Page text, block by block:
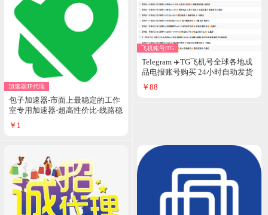
加速器|IP代理
包子加速器-市面上最稳定的工作
室专用加速器-超高性价比-线路稳
定高速-六年老品牌-老玩家都知道
￥1
飞机账号|TG
Telegram ✈️TG飞机号全球各地成
品电报账号购买 24小时自动发货
￥88